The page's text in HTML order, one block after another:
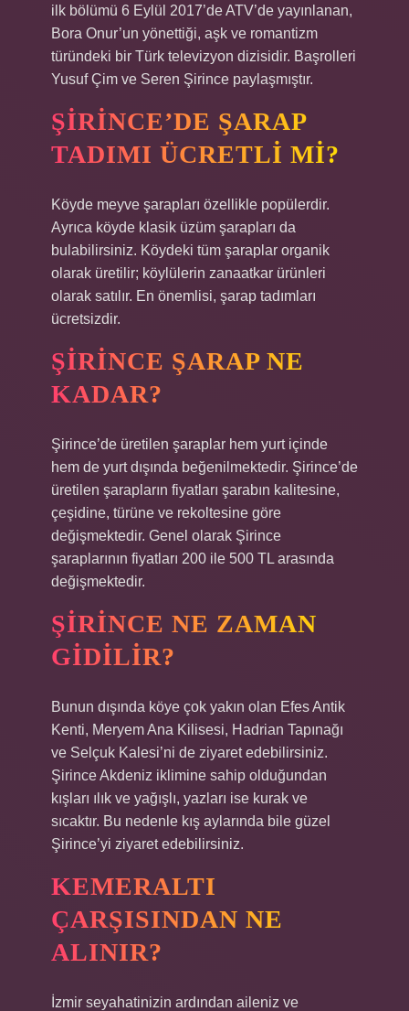
ilk bölümü 6 Eylül 2017’de ATV’de yayınlanan,
Bora Onur’un yönettiği, aşk ve romantizm
türündeki bir Türk televizyon dizisidir. Başrolleri
Yusuf Çim ve Seren Şirince paylaşmıştır.
ŞIRINCE’DE ŞARAP
TADIMI ÜCRETLI MI?
Köyde meyve şarapları özellikle popülerdir.
Ayrıca köyde klasik üzüm şarapları da
bulabilirsiniz. Köydeki tüm şaraplar organik
olarak üretilir; köylülerin zanaatkar ürünleri
olarak satılır. En önemlisi, şarap tadımları
ücretsizdir.
ŞIRINCE ŞARAP NE
KADAR?
Şirince’de üretilen şaraplar hem yurt içinde
hem de yurt dışında beğenilmektedir. Şirince’de
üretilen şarapların fiyatları şarabın kalitesine,
çeşidine, türüne ve rekoltesine göre
değişmektedir. Genel olarak Şirince
şaraplarının fiyatları 200 ile 500 TL arasında
değişmektedir.
ŞIRINCE NE ZAMAN
GIDILIR?
Bunun dışında köye çok yakın olan Efes Antik
Kenti, Meryem Ana Kilisesi, Hadrian Tapınağı
ve Selçuk Kalesi’ni de ziyaret edebilirsiniz.
Şirince Akdeniz iklimine sahip olduğundan
kışları ılık ve yağışlı, yazları ise kurak ve
sıcaktır. Bu nedenle kış aylarında bile güzel
Şirince’yi ziyaret edebilirsiniz.
KEMERALTI
ÇARŞISINDAN NE
ALINIR?
İzmir seyahatinizin ardından aileniz ve